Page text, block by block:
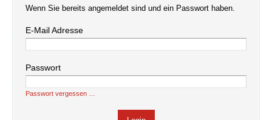
Wenn Sie bereits angemeldet sind und ein Passwort haben.
E-Mail Adresse
Passwort
Passwort vergessen …